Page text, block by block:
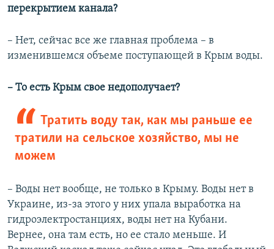
перекрытием канала?
– Нет, сейчас все же главная проблема – в
изменившемся объеме поступающей в Крым воды.
– То есть Крым свое недополучает?
Тратить воду так, как мы раньше ее
тратили на сельское хозяйство, мы не
можем
– Воды нет вообще, не только в Крыму. Воды нет в
Украине, из-за этого у них упала выработка на
гидроэлектростанциях, воды нет на Кубани.
Вернее, она там есть, но ее стало меньше. И